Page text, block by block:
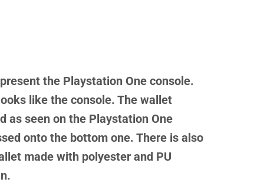
the Playstation One console.
like the console. The wallet
as seen on the Playstation One
onto the bottom one. There is also
made with polyester and PU